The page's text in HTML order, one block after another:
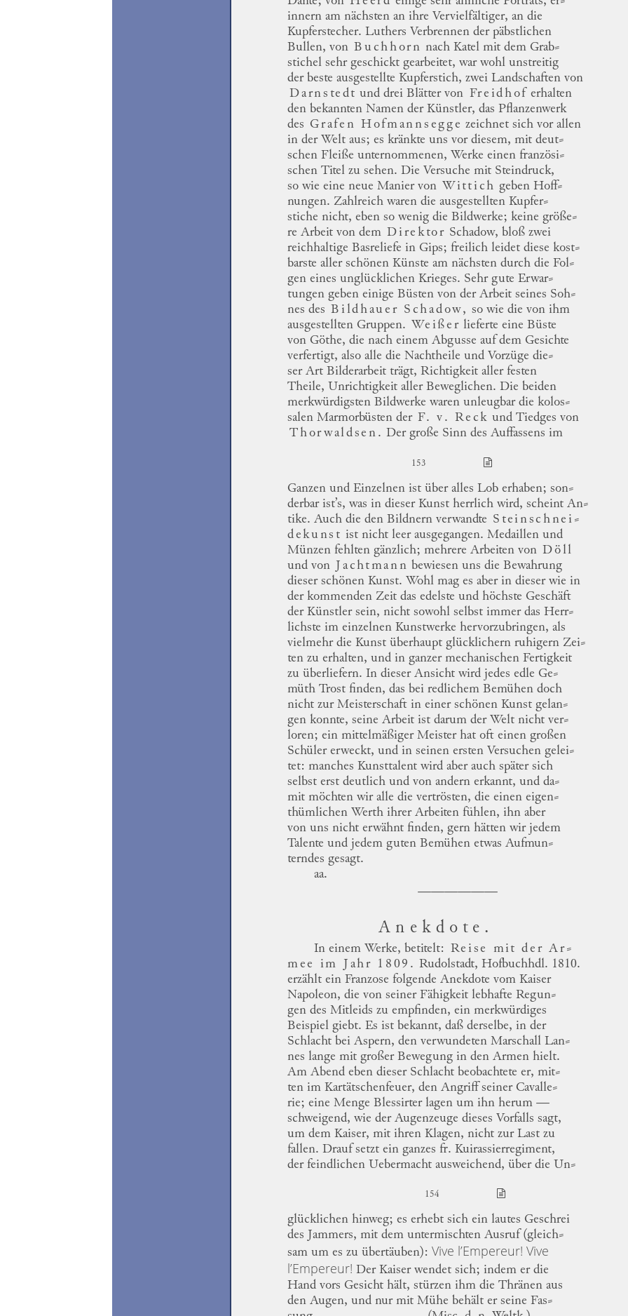
innern am nächsten an ihre Vervielfältiger, an die
Kupferstecher. Luthers Verbrennen der päbstlichen
Bullen, von Buchhorn nach Katelmit dem Grab⸗
stichel sehr geschickt gearbeitet, war wohl unstreitig
der beste ausgestellte Kupferstich, zwei Landschaften von
Darnstedt und drei Blätter von Freidhof erhalten
den bekannten Namen der Künstler, das Pflanzenwerk
des GrafenHofmannsegge zeichnet sich vor allen
in der Welt aus; es kränkte uns vor diesem, mit deut⸗
schen Fleiße unternommenen, Werke einen französi⸗
schen Titel zu sehen. Die Versuche mit Steindruck,
so wie eine neue Maniervon Wittich gebenHoff⸗
nungen. Zahlreich waren die ausgestellten Kupfer⸗
stiche nicht, eben so wenig die Bildwerke; keine größe⸗
re Arbeit von dem Direktor Schadow, bloß zwei
reichhaltige Basreliefe in Gips; freilich leidet diese kost⸗
barste aller schönen Künste am nächsten durch die Fol⸗
gen eines unglücklichen Krieges. Sehr gute Erwar⸗
tungen geben einige Büsten von der Arbeit seines Soh⸗
nes des Bildhauer Schadow, so wie die von ihm
ausgestellten Gruppen. Weißer lieferte eine Büste
von Göthe, die nach einem Abgusse auf dem Gesichte
verfertigt, also alle die Nachtheile und Vorzüge die⸗
serArt Bilderarbeit trägt, Richtigkeit aller festen
Theile, Unrichtigkeit aller Beweglichen. Die beiden
merkwürdigsten Bildwerke waren unleugbar die kolos⸗
salen Marmorbüsten der F. v. Reck undTiedges von
Thorwaldsen . Der große Sinn des Auffassens im
153
Ganzen und Einzelnen ist über alles Lob erhaben; son⸗
derbarist’s, was in dieser Kunst herrlich wird, scheint An⸗
tike. Auch die den Bildnern verwandte Steinschnei ⸗
dekunst ist nicht leer ausgegangen. Medaillen und
Münzen fehlten gänzlich; mehrere Arbeiten von Döll
und von Jachtmann bewiesen uns die Bewahrung
dieser schönen Kunst. Wohl mag es aber in dieser wie in
der kommenden Zeit das edelste und höchste Geschäft
der Künstler sein, nicht sowohl selbst immer das Herr⸗
lichste im einzelnen Kunstwerke hervorzubringen, als
vielmehr die Kunst überhaupt glücklichern ruhigern Zei⸗
ten zu erhalten, und in ganzer mechanischen Fertigkeit
zu überliefern. In dieser Ansicht wird jedes edle Ge⸗
müth Trost finden, das bei redlichem Bemühen doch
nicht zur Meisterschaft in einer schönen Kunst gelan⸗
gen konnte, seine Arbeit ist darum der Welt nicht ver⸗
loren; ein mittelmäßiger Meister hat oft einen großen
Schüler erweckt, und in seinen ersten Versuchen gelei⸗
tet: manches Kunsttalent wird aber auch später sich
selbst erst deutlich und von andern erkannt, und da⸗
mit möchten wir alle die vertrösten, die einen eigen⸗
thümlichen Werth ihrer Arbeiten fühlen, ihn aber
von uns nicht erwähnt finden, gern hätten wir jedem
Talente und jedem guten Bemühen etwas Aufmun⸗
terndes gesagt.
aa.
Anekdote.
In einem Werke, betitelt: Reise mit derAr⸗
mee
im Jahr 1809. Rudolstadt, Hofbuchhdl. 1810.
erzählt ein Franzose folgende Anekdote vom Kaiser
Napoleon, die von seiner Fähigkeit lebhafte Regun⸗
gen des Mitleids zu empfinden, ein merkwürdiges
Beispiel giebt. Es ist bekannt, daß derselbe, in der
Schlacht bei Aspern, den verwundeten Marschall Lan⸗
nes lange mit großer Bewegung in den Armen hielt.
Am Abend eben dieser Schlacht beobachtete er, mit⸗
ten im Kartätschenfeuer, den Angriff seiner Cavalle⸗
rie; eine Menge Blessirterlagen um ihn herum —
schweigend, wie der Augenzeuge dieses Vorfalls sagt,
um dem Kaiser, mit ihren Klagen, nicht zur Last zu
fallen. Drauf setzt ein ganzes fr. Kuirassierregiment,
der feindlichen Uebermacht ausweichend, über die Un⸗
154
glücklichen hinweg; es erhebt sich ein lautes Geschrei
des Jammers, mit dem untermischten Ausruf (gleich⸗
sam um es zu übertäuben): Vive l’Empereur! Vive
l’Empereur! Der Kaiserwendet sich; indem er die
Hand vors Gesicht hält, stürzen ihm die Thränen aus
den Augen, und nur mit Mühe behält er seine Fas⸗